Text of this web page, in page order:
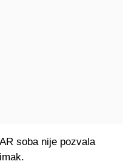
soba nije pozvala